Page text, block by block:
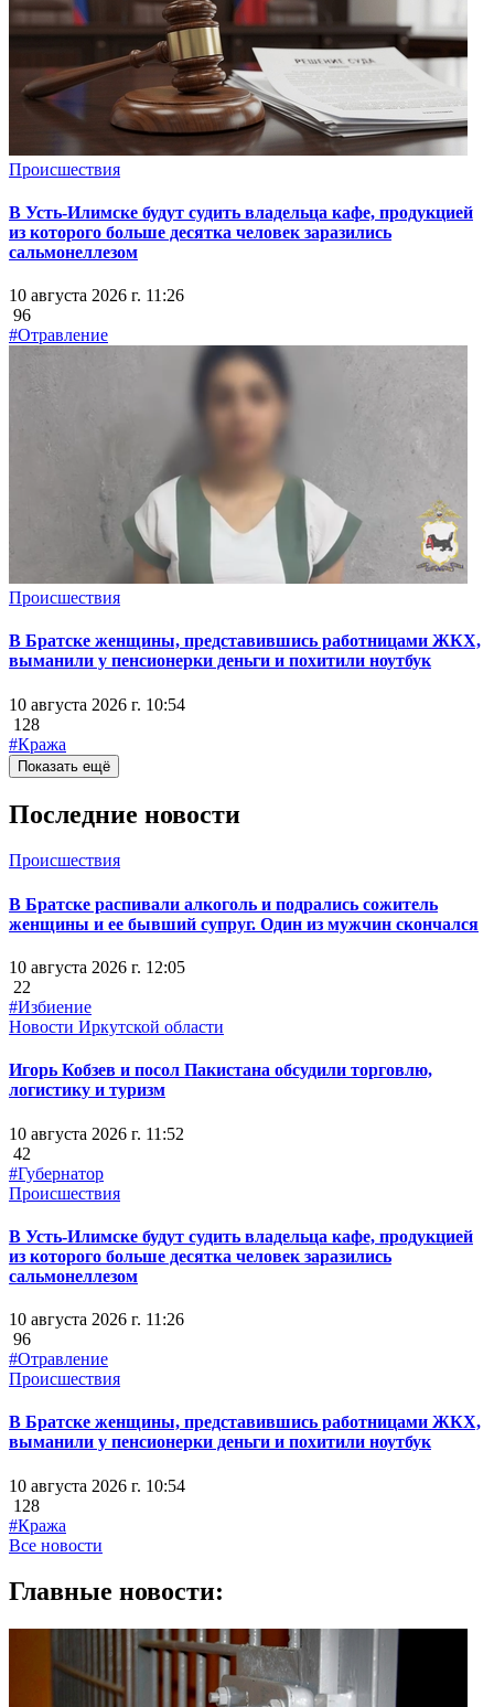
Происшествия
В Усть-Илимске будут судить владельца кафе, продукцией
из которого больше десятка человек заразились
сальмонеллезом
10 августа 2026 г. 11:26
96
#Отравление
Происшествия
В Братске женщины, представившись работницами ЖКХ,
выманили у пенсионерки деньги и похитили ноутбук
10 августа 2026 г. 10:54
128
#Кража
Показать ещё
Последние новости
Происшествия
В Братске распивали алкоголь и подрались сожитель
женщины и ее бывший супруг. Один из мужчин скончался
10 августа 2026 г. 12:05
22
#Избиение
Новости Иркутской области
Игорь Кобзев и посол Пакистана обсудили торговлю,
логистику и туризм
10 августа 2026 г. 11:52
42
#Губернатор
Происшествия
В Усть-Илимске будут судить владельца кафе, продукцией
из которого больше десятка человек заразились
сальмонеллезом
10 августа 2026 г. 11:26
96
#Отравление
Происшествия
В Братске женщины, представившись работницами ЖКХ,
выманили у пенсионерки деньги и похитили ноутбук
10 августа 2026 г. 10:54
128
#Кража
Все новости
Главные новости: